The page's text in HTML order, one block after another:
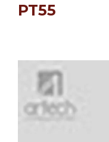
PT55